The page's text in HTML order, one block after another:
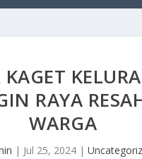
KAGET
RAYA
WARGA
| Jul 25, 2024 |